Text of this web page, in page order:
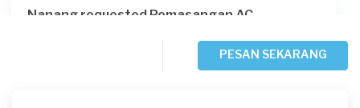
Nanang requested Pemasangan AC
PESAN SEKARANG